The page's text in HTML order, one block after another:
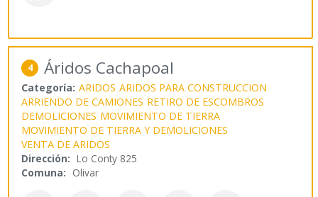
4 Áridos Cachapoal
Categoría: ARIDOS ARIDOS PARA CONSTRUCCION
ARRIENDO DE CAMIONES RETIRO DE ESCOMBROS
DEMOLICIONES MOVIMIENTO DE TIERRA
MOVIMIENTO DE TIERRA Y DEMOLICIONES
VENTA DE ARIDOS
Dirección: Lo Conty 825
Comuna: Olivar